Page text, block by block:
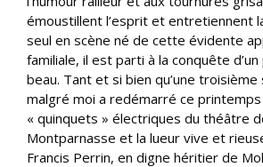
émoustillent l’esprit et entretiennent
seul en scène né de cette évidente
familiale, il est parti à la conquête
beau. Tant et si bien qu’une
malgré moi a redémarré ce
« quinquets » électriques du théâtre
Montparnasse et la lueur vive et
Francis Perrin, en digne héritier de